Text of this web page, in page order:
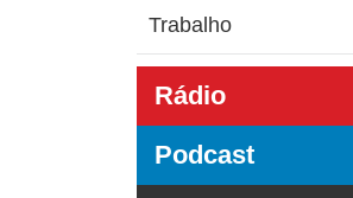
Trabalho
Rádio
Podcast